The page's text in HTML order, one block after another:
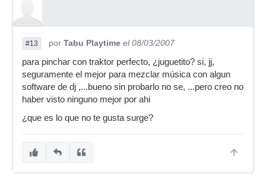
#13 por Tabu Playtime el 08/03/2007
para pinchar con traktor perfecto, ¿juguetito? si, jj,
seguramente el mejor para mezclar música con algun
software de dj ,...bueno sin probarlo no se, ...pero creo no
haber visto ninguno mejor por ahi
¿que es lo que no te gusta surge?